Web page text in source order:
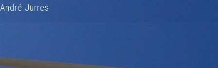
André Jurres